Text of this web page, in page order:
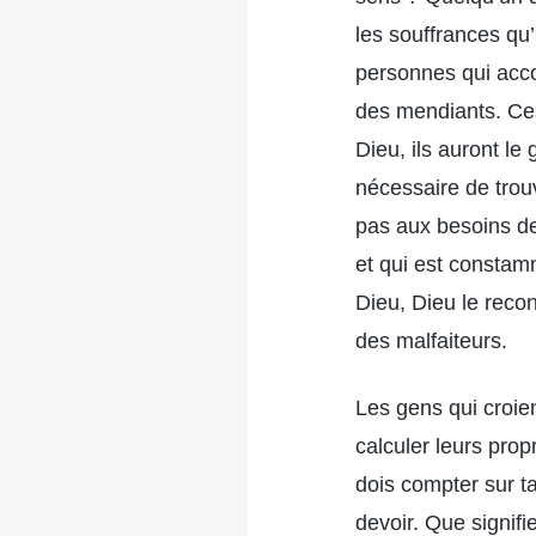
les souffrances
personnes qui
des mendiants.
Dieu, ils auront le
nécessaire de
pas aux besoins
et qui est
Dieu, Dieu le
des malfaiteurs.
Les gens qui croient vraiment en Dieu accomplissent leurs devoirs volontairement, sans calculer leurs propres gains et pertes. Que tu sois ou non quelqu’un qui poursuit la vérité, tu dois compter sur ta conscience et ta raison et faire vraiment un effort lorsque tu accomplis ton devoir. Que signifie vraiment faire un effort ? Si tu te contentes simplement de fournir un effort symbolique et de souffrir un peu physiquement, mais que tu n’es pas consciencieux du tout et que tu ne cherches pas les vérités-principes dans l’accomplissement de ton devoir, alors cela revient simplement à être superficiel : ce n’est pas vraiment faire un effort. La clé pour vraiment faire un effort, c’est d’y mettre ton cœur, de craindre Dieu dans ton cœur, de tenir compte des intentions de Dieu, d’avoir très peur de te rebeller contre Dieu et de briser le cœur de Dieu, et d’être prêt à subir n’importe quelle souffrance afin de bien accomplir ton devoir et de satisfaire Dieu. Si tu as ce cœur qui aime Dieu, tu seras capable de bien accomplir ton devoir. S’il n’y a pas de crainte de Dieu dans ton cœur, tu n’auras aucun sens du fardeau et aucun sens des responsabilités dans l’accomplissement de ton devoir et, inévitablement, tu seras superficiel et agiras pour la forme, sans produire le moindre résultat réel, ce qui n’est pas accomplir un devoir. Si tu as vraiment un sens du fardeau et que tu crois qu’accomplir ton devoir, c’est t’acquitter de ta responsabilité personnelle, que tu serais une bête et que tu ne mériterais pas de vivre si tu n’accomplissais pas ton devoir, et que tu ne peux avoir la conscience tranquille et être digne d’être appelé un être humain que si tu accomplis bien ton devoir – si tu as ce sens du fardeau quand tu accomplis ton devoir – alors tu seras capable de tout faire consciencieusement, de chercher la vérité et de faire les choses selon les principes, de bien accomplir ton devoir et de satisfaire Dieu. Tu seras digne de la mission que Dieu t’a confiée, de tout ce que Dieu a sacrifié pour toi et de Ses attentes à ton égard. Voilà ce que c’est que de